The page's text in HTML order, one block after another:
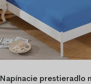
Napínacie prestieradlo